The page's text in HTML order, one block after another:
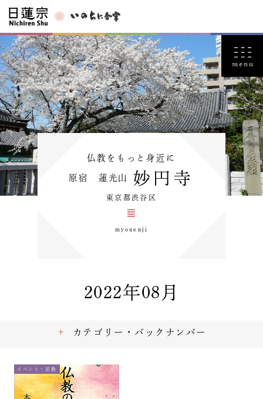
仏教をもっと身近に
原宿 蓮光山 妙円寺
東京都渋谷区
myouenji
2022年08月
イベント・活動
カテゴリー・バックナンバー